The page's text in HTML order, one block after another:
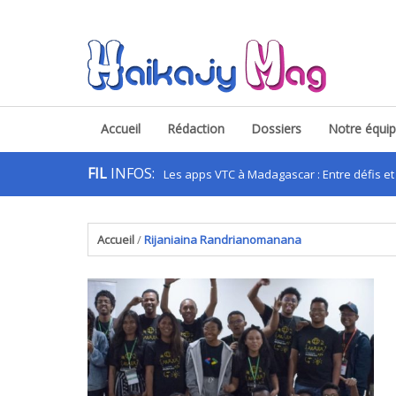
Accueil Rédaction Dossiers Notre
FIL INFOS:
Les apps VTC à Madagascar : Entre défis et
Accueil/Rijaniaina Randrianomanana